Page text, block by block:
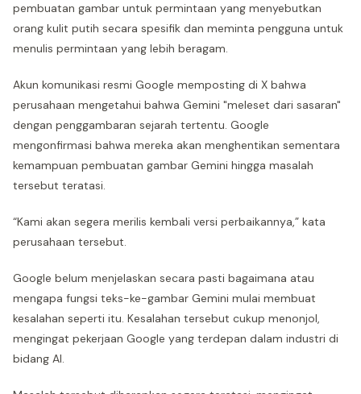
pembuatan gambar untuk permintaan yang menyebutkan
orang kulit putih secara spesifik dan meminta pengguna untuk
menulis permintaan yang lebih beragam.
Akun komunikasi resmi Google memposting di X bahwa
perusahaan mengetahui bahwa Gemini "meleset dari sasaran"
dengan penggambaran sejarah tertentu. Google
mengonfirmasi bahwa mereka akan menghentikan sementara
kemampuan pembuatan gambar Gemini hingga masalah
tersebut teratasi.
“Kami akan segera merilis kembali versi perbaikannya,” kata
perusahaan tersebut.
Google belum menjelaskan secara pasti bagaimana atau
mengapa fungsi teks-ke-gambar Gemini mulai membuat
kesalahan seperti itu. Kesalahan tersebut cukup menonjol,
mengingat pekerjaan Google yang terdepan dalam industri di
bidang AI.